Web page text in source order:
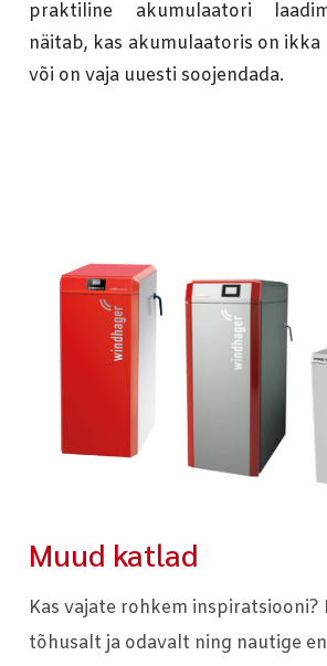
praktiline akumulaatori
näitab, kas akumulaatoris on
või on vaja uuesti soojendada.
Muud katlad
Kas vajate rohkem
tõhusalt ja odavalt ning nautige